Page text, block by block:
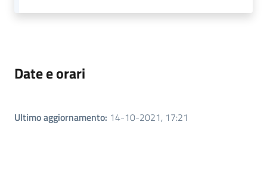
Date e orari
Ultimo aggiornamento: 14-10-2021, 17:21